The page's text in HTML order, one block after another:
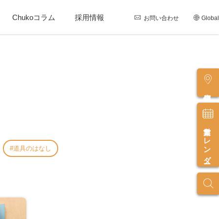
Chukoコラム 採用情報 お問い合わせ Global
営業カレンダー
道具のはなし